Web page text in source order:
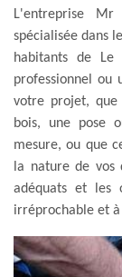
L'entreprise Mr
spécialisée dans
habitants de Le
professionnel ou
votre projet, que
bois, une pose
mesure, ou que
la nature de vos
adéquats et les
irréprochable et à